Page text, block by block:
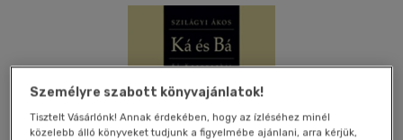
Személyre szabott könyvajánlatok!
Tisztelt Vásárlónk! Annak érdekében, hogy az ízléséhez minél
közelebb álló könyveket tudjunk a figyelmébe ajánlani, arra kérjük,